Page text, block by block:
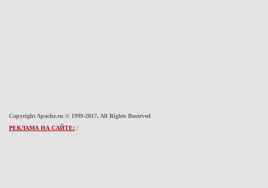
Copyright Apache.ru © 1999-2017, All Rights Reserved
РЕКЛАМА НА САЙТЕ: |